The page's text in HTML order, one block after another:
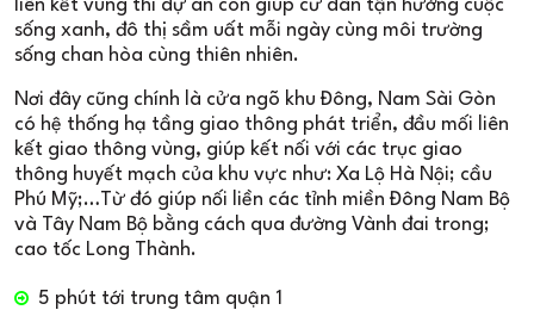
liên kết vùng thì dự án còn giúp cư dân tận hưởng cuộc
sống xanh, đô thị sầm uất mỗi ngày cùng môi trường
sống chan hòa cùng thiên nhiên.
Nơi đây cũng chính là cửa ngõ khu Đông, Nam Sài Gòn
có hệ thống hạ tầng giao thông phát triển, đầu mối liên
kết giao thông vùng, giúp kết nối với các trục giao
thông huyết mạch của khu vực như: Xa Lộ Hà Nội; cầu
Phú Mỹ;…Từ đó giúp nối liền các tỉnh miền Đông Nam Bộ
và Tây Nam Bộ bằng cách qua đường Vành đai trong;
cao tốc Long Thành.
5 phút tới trung tâm quận 1